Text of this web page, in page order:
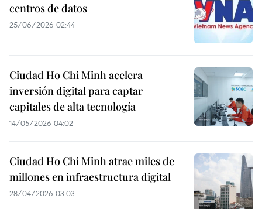
centros de datos
25/06/2026 02:44
Ciudad Ho Chi Minh acelera
inversión digital para captar
capitales de alta tecnología
14/05/2026 04:02
Ciudad Ho Chi Minh atrae miles de
millones en infraestructura digital
28/04/2026 03:03